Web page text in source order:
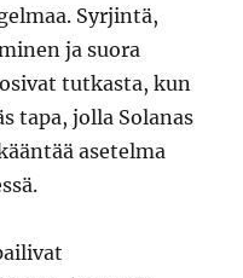
Syrjintä,
ja suora
tutkasta, kun
tapa, jolla Solanas
asetelma